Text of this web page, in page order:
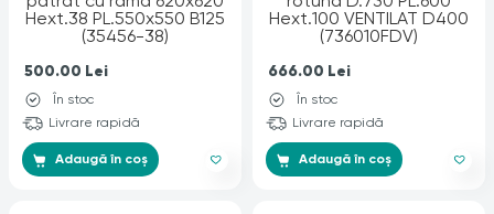
500.00 Lei
În stoc
Livrare rapidă
Adaugă în coș
666.00 Lei
În stoc
Livrare rapidă
Adaugă în coș